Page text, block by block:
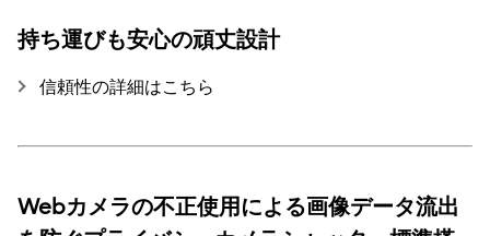
持ち運びも安心の頑丈設計
信頼性の詳細はこちら
Webカメラの不正使用による画像データ流出